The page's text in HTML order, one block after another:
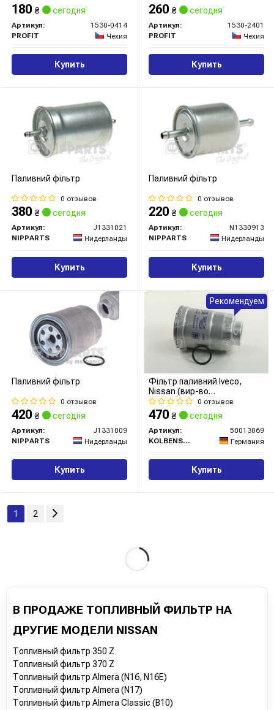
180 ₴ сегодня
Артикул:
1530-0414
PROFIT
Чехия
Купить
260 ₴ сегодня
Артикул:
1530-2401
PROFIT
Чехия
Купить
Паливний фільтр
0 отзывов
380 ₴ сегодня
Артикул:
J1331021
NIPPARTS
Нидерланды
Купить
Паливний фільтр
0 отзывов
220 ₴ сегодня
Артикул:
N1330913
NIPPARTS
Нидерланды
Купить
Паливний фільтр
0 отзывов
420 ₴ сегодня
Артикул:
J1331009
NIPPARTS
Нидерланды
Купить
Фільтр паливний Iveco,
Nissan (вир-во
KOLBENSCHMIDT)
0 отзывов
470 ₴ сегодня
Артикул:
50013069
KOLBENSCHMIDT
Германия
Купить
Рекомендуем
1 2
В ПРОДАЖЕ ТОПЛИВНЫЙ ФИЛЬТР НА
ДРУГИЕ МОДЕЛИ NISSAN
Топливный фильтр 350 Z
Топливный фильтр 370 Z
Топливный фильтр Almera (N16, N16E)
Топливный фильтр Almera (N17)
Топливный фильтр Almera Classic (B10)